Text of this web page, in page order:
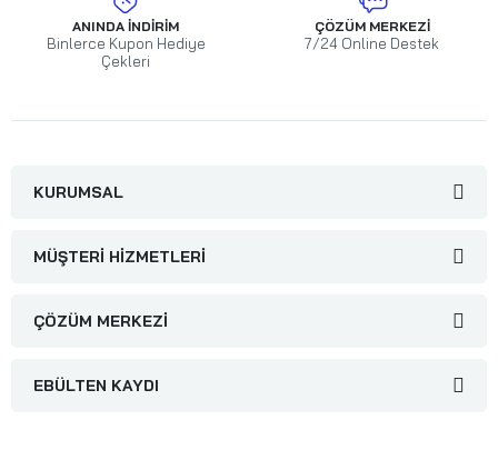
ANINDA İNDIRIM
Binlerce Kupon Hediye
Çekleri
ÇÖZÜM MERKEZI
7/24 Online Destek
KURUMSAL
MÜŞTERI HIZMETLERI
ÇÖZÜM MERKEZI
EBÜLTEN KAYDI